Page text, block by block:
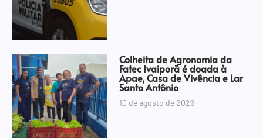
Colheita de Agronomia da
Fatec Ivaiporã é doada à
Apae, Casa de Vivência e Lar
Santo Antônio
10 de agosto de 2026